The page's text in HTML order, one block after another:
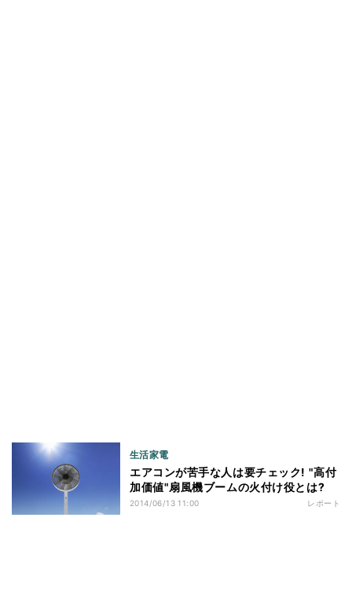
生活家電
エアコンが苦手な人は要チェック! "高付
加価値"扇風機ブームの火付け役とは?
2014/06/13 11:00 レポート